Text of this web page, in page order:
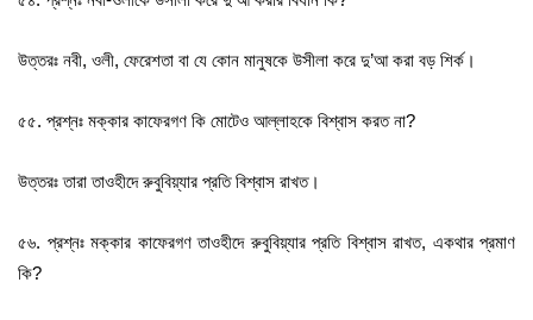
উত্তরঃ নবী, ওলী, ফেরেশতা বা যে কোন মানুষকে উসীলা করে দু’আ করা বড় শির্ক।
৫৫. প্রশ্নঃ মক্কার কাফেরগণ কি মোটেও আল্লাহকে বিশ্বাস করত না?
উত্তরঃ তারা তাওহীদে রুবুবিয়্যার প্রতি বিশ্বাস রাখত।
৫৬. প্রশ্নঃ মক্কার কাফেরগণ তাওহীদে রুবুবিয়্যার প্রতি বিশ্বাস রাখত, একথার প্রমাণ
কি?